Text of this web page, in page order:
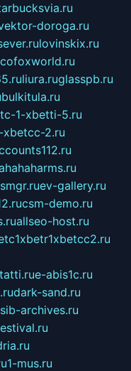
doroga.ru
lovinskix.ru
liura.ruglasspb.ru
bulkitula.ru
1-xbetti-5.ru
2.ru
ev-gallery.ru
csm-demo.ru
allseo-host.ru
e-abis1c.ru
dark-sand.ru
sib-archives.ru
1-mus.ru